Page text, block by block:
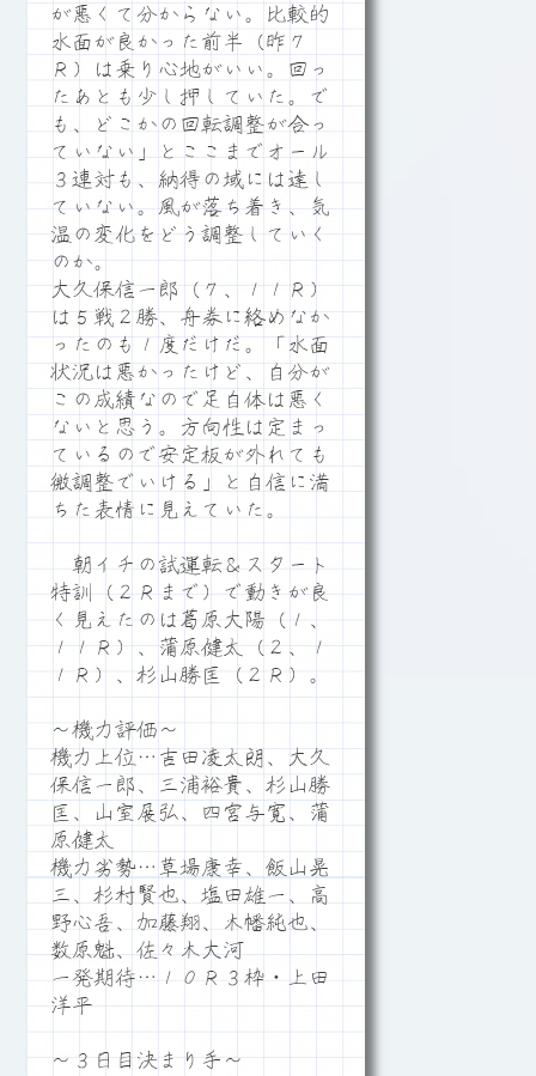
が悪くて分からない。比較的
水面が良かった前半（昨７
Ｒ）は乗り心地がいい。回っ
たあとも少し押していた。で
も、どこかの回転調整が合っ
ていない」とここまでオール
３連対も、納得の域には達し
ていない。風が落ち着き、気
温の変化をどう調整していく
のか。
大久保信一郎（７、１１Ｒ）
は５戦２勝、舟券に絡めなか
ったのも１度だけだ。「水面
状況は悪かったけど、自分が
この成績なので足自体は悪く
ないと思う。方向性は定まっ
ているので安定板が外れても
微調整でいける」と自信に満
ちた表情に見えていた。
朝イチの試運転＆スタート
特訓（２Ｒまで）で動きが良
く見えたのは葛原大陽（１、
１１Ｒ）、蒲原健太（２、１
１Ｒ）、杉山勝匡（２Ｒ）。
～機力評価～
機力上位…吉田凌太朗、大久
保信一郎、三浦裕貴、杉山勝
匡、山室展弘、四宮与寛、蒲
原健太
機力劣勢…草場康幸、飯山晃
三、杉村賢也、塩田雄一、高
野心吾、加藤翔、木幡純也、
数原魁、佐々木大河
一発期待…１０Ｒ３枠・上田
洋平
～３日目決まり手～